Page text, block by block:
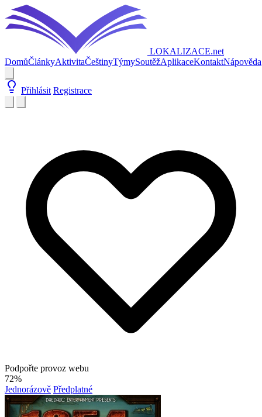
LOKALIZACE.net
DomůČlánkyAktivitaČeštinyTýmySoutěžAplikaceKontaktNápověda
Přihlásit Registrace
Podpořte provoz webu
72%
Jednorázově Předplatné